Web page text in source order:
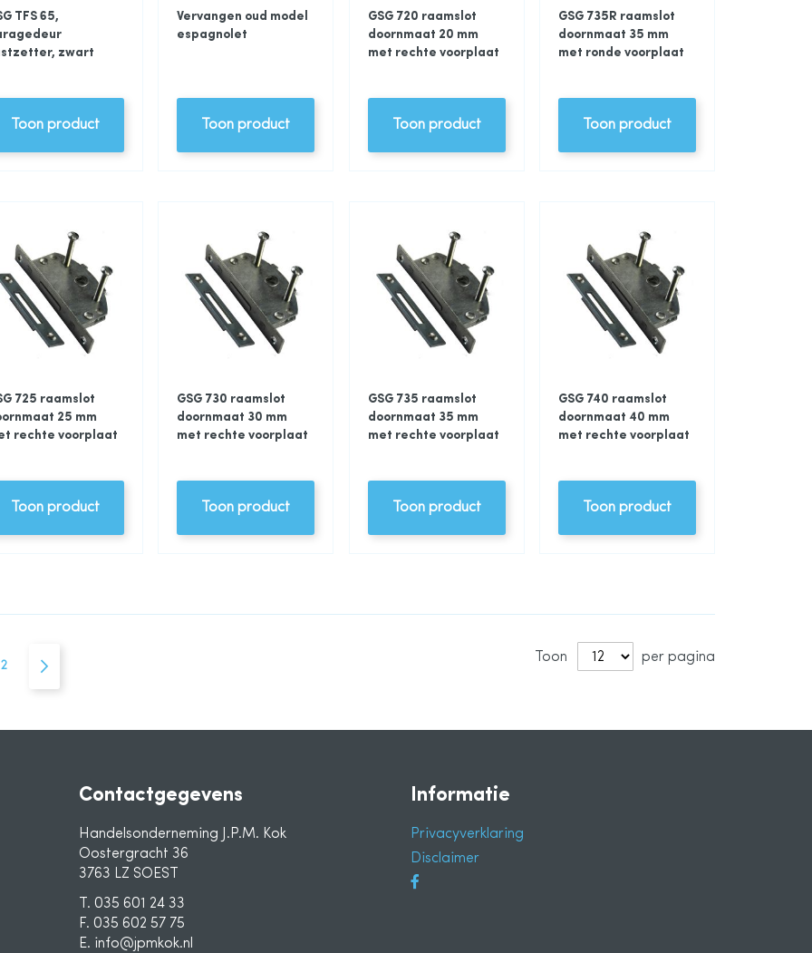
TFS 65,
zwart
Toon product
Vervangen oud model
espagnolet
Toon product
GSG 720 raamslot
doornmaat 20 mm
met rechte voorplaat
Toon product
GSG 735R raamslot
doornmaat 35 mm
met ronde voorplaat
Toon product
725 raamslot
25 mm
rechte voorplaat
Toon product
GSG 730 raamslot
doornmaat 30 mm
met rechte voorplaat
Toon product
GSG 735 raamslot
doornmaat 35 mm
met rechte voorplaat
Toon product
GSG 740 raamslot
doornmaat 40 mm
met rechte voorplaat
Toon product
momenteel pagina
Pagina
2
Toon per pagina
Contactgegevens
Handelsonderneming J.P.M. Kok
Oostergracht 36
3763 LZ SOEST
T. 035 601 24 33
F. 035 602 57 75
E. info@jpmkok.nl
Informatie
Privacyverklaring
Disclaimer